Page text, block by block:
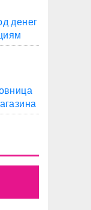
денег